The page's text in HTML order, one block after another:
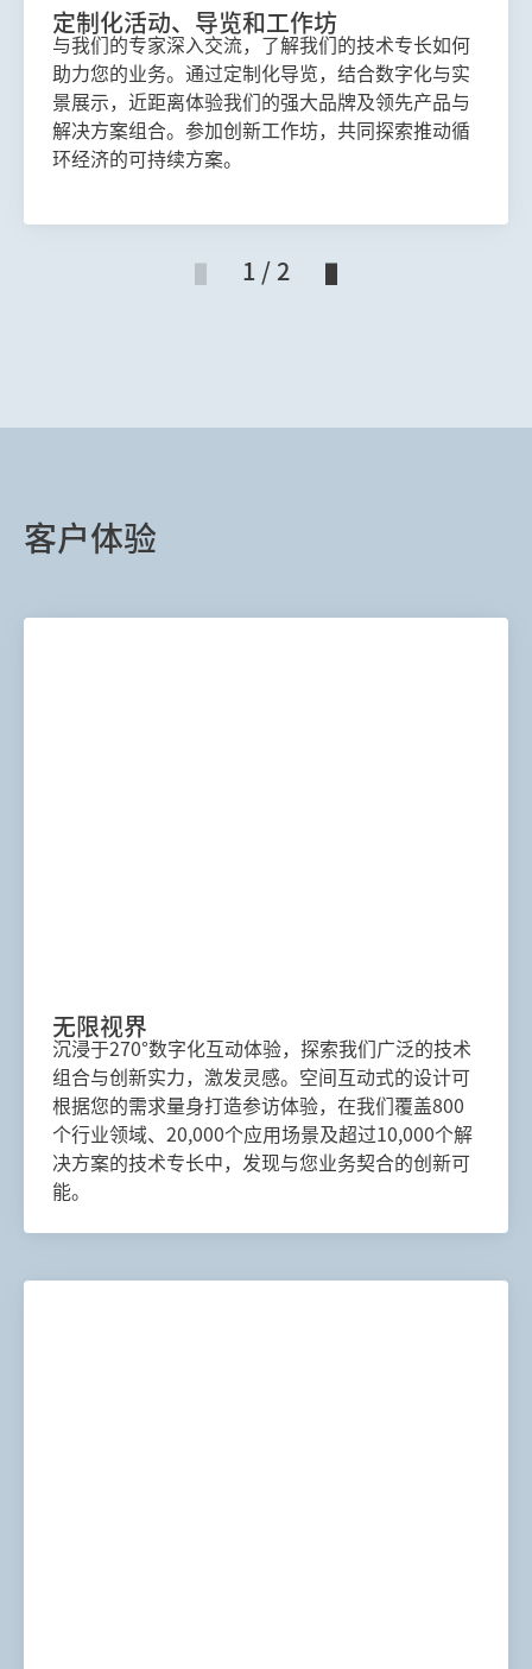
定制化活动、导览和工作坊
与我们的专家深入交流，了解我们的技术专长如何
助力您的业务。通过定制化导览，结合数字化与实
景展示，近距离体验我们的强大品牌及领先产品与
解决方案组合。参加创新工作坊，共同探索推动循
环经济的可持续方案。
1 / 2
客户体验
无限视界
沉浸于270°数字化互动体验，探索我们广泛的技术
组合与创新实力，激发灵感。空间互动式的设计可
根据您的需求量身打造参访体验，在我们覆盖800
个行业领域、20,000个应用场景及超过10,000个解
决方案的技术专长中，发现与您业务契合的创新可
能。